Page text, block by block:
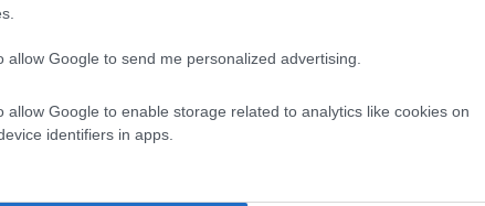
allow Google to send me personalized advertising.
allow Google to enable storage related to analytics like cookies on
identifiers in apps.
det var återigen hemmalaget Västerås som var
Victor Pennerborn pucken och 2-1 var ett faktum
till pausvila i underläge.
bokstavligt talat forecheckade in kvitteringen för
moment i matchen och man radade upp heta chanser
och vi fick se Leksand reda ut både fem mot fyra